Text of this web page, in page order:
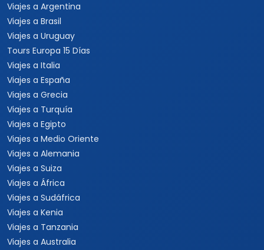
Viajes a Argentina
Viajes a Brasil
Viajes a Uruguay
Tours Europa 15 Días
Viajes a Italia
Viajes a España
Viajes a Grecia
Viajes a Turquía
Viajes a Egipto
Viajes a Medio Oriente
Viajes a Alemania
Viajes a Suiza
Viajes a África
Viajes a Sudáfrica
Viajes a Kenia
Viajes a Tanzania
Viajes a Australia